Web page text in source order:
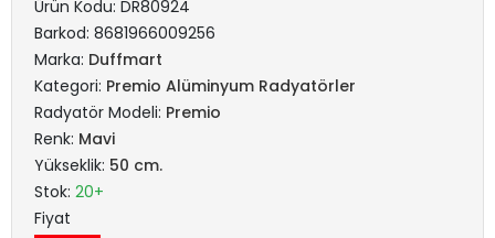
Ürün Kodu: DR80924
Barkod: 8681966009256
Marka: Duffmart
Kategori: Premio Alüminyum Radyatörler
Radyatör Modeli: Premio
Renk: Mavi
Yükseklik: 50 cm.
Stok: 20+
Fiyat